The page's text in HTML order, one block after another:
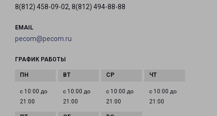
8(812) 458-09-02, 8(812) 494-88-88
EMAIL
pecom@pecom.ru
ГРАФИК РАБОТЫ
с 10:00 до
21:00
с 10:00 до
21:00
с 10:00 до
21:00
с 10:00 до
21:00